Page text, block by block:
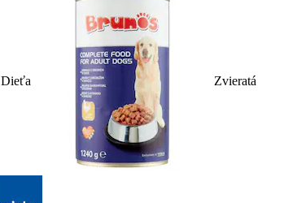
Dieťa Zvieratá